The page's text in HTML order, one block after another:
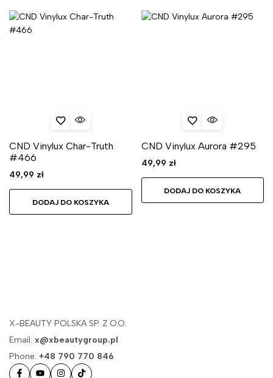
CND Vinylux Char-Truth
#466
49,99 zł
DODAJ DO KOSZYKA
CND Vinylux Aurora #295
49,99 zł
DODAJ DO KOSZYKA
X-BEAUTY POLSKA SP. Z O.O.
Email: x@xbeautygroup.pl
Phone: +48 790 770 846